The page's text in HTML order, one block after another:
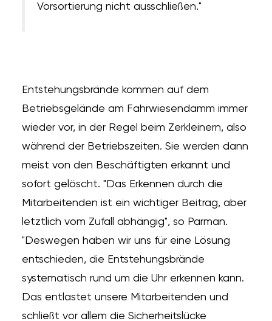
Vorsortierung nicht ausschließen."
Entstehungsbrände kommen auf dem
Betriebsgelände am Fahrwiesendamm immer
wieder vor, in der Regel beim Zerkleinern, also
während der Betriebszeiten. Sie werden dann
meist von den Beschäftigten erkannt und
sofort gelöscht. "Das Erkennen durch die
Mitarbeitenden ist ein wichtiger Beitrag, aber
letztlich vom Zufall abhängig", so Parman.
"Deswegen haben wir uns für eine Lösung
entschieden, die Entstehungsbrände
systematisch rund um die Uhr erkennen kann.
Das entlastet unsere Mitarbeitenden und
schließt vor allem die Sicherheitslücke